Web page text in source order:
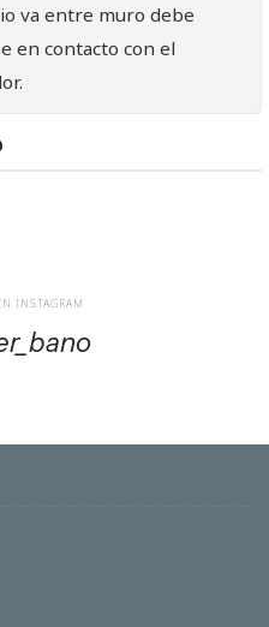
va entre muro debe
en contacto con el
INSTAGRAM